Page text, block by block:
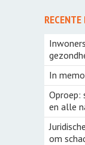
In
Oproep:
en alle
om